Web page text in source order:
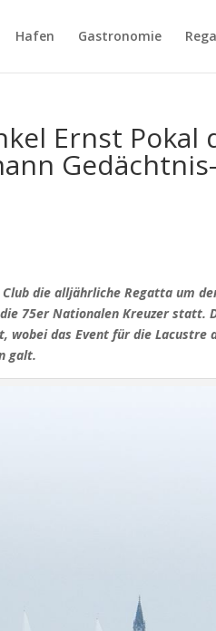
Hafen Gastronomie
Ernst Pokal
die alljährliche Regatta um
75er Nationalen Kreuzer statt.
das Event für die Lacustre
galt.